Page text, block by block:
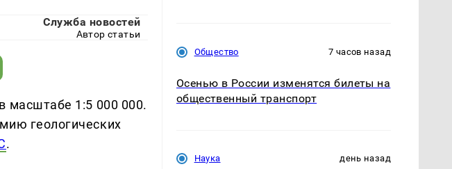
Служба новостей
Автор статьи
масштабе 1:5 000 000.
геологических
.
Общество 7 часов назад
Осенью в России изменятся билеты на
общественный транспорт
Наука день назад